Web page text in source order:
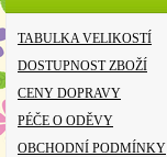
TABULKA VELIKOSTÍ
DOSTUPNOST ZBOŽÍ
CENY DOPRAVY
PÉČE O ODĚVY
OBCHODNÍ PODMÍNKY